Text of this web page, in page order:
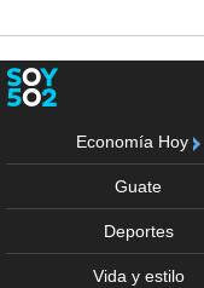
Economía Hoy
Guate
Deportes
Vida y estilo